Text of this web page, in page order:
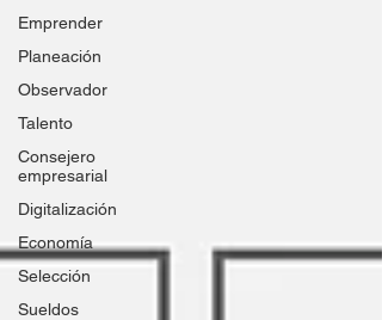
Emprender
Planeación
Observador
Talento
Consejero
empresarial
Digitalización
Economía
Selección
Sueldos